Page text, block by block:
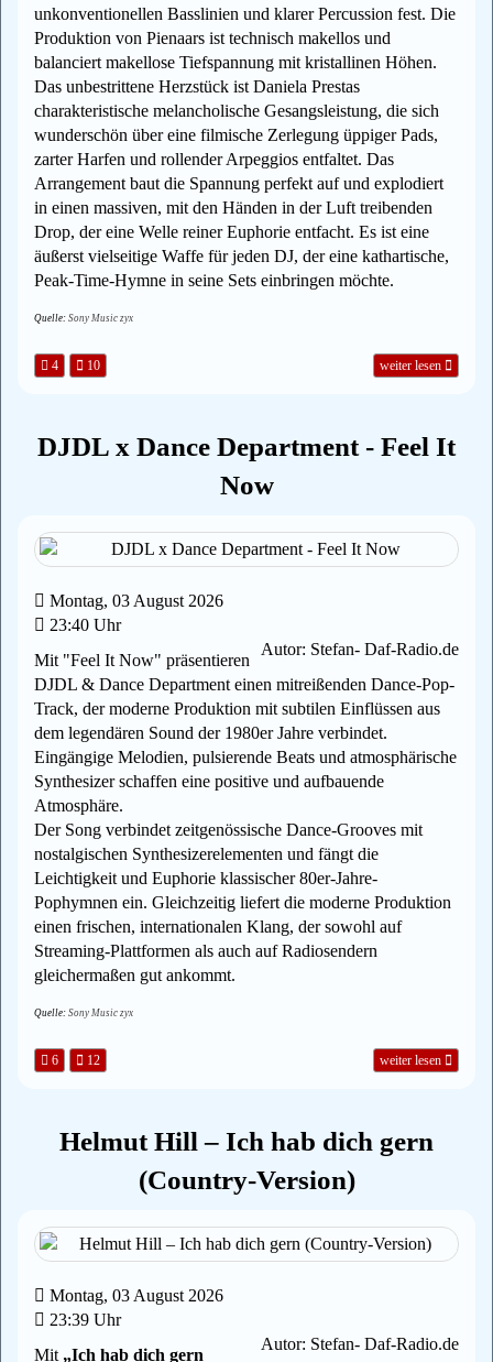
unkonventionellen Basslinien und klarer Percussion fest. Die
Produktion von Pienaars ist technisch makellos und
balanciert makellose Tiefspannung mit kristallinen Höhen.
Das unbestrittene Herzstück ist Daniela Prestas
charakteristische melancholische Gesangsleistung, die sich
wunderschön über eine filmische Zerlegung üppiger Pads,
zarter Harfen und rollender Arpeggios entfaltet. Das
Arrangement baut die Spannung perfekt auf und explodiert
in einen massiven, mit den Händen in der Luft treibenden
Drop, der eine Welle reiner Euphorie entfacht. Es ist eine
äußerst vielseitige Waffe für jeden DJ, der eine kathartische,
Peak-Time-Hymne in seine Sets einbringen möchte.
Quelle: Sony Music zyx
4 10 weiter lesen
DJDL x Dance Department - Feel It
Now
Montag, 03 August 2026
23:40 Uhr
Autor: Stefan- Daf-Radio.de
Mit "Feel It Now" präsentieren
DJDL & Dance Department einen mitreißenden Dance-Pop-
Track, der moderne Produktion mit subtilen Einflüssen aus
dem legendären Sound der 1980er Jahre verbindet.
Eingängige Melodien, pulsierende Beats und atmosphärische
Synthesizer schaffen eine positive und aufbauende
Atmosphäre.
Der Song verbindet zeitgenössische Dance-Grooves mit
nostalgischen Synthesizerelementen und fängt die
Leichtigkeit und Euphorie klassischer 80er-Jahre-
Pophymnen ein. Gleichzeitig liefert die moderne Produktion
einen frischen, internationalen Klang, der sowohl auf
Streaming-Plattformen als auch auf Radiosendern
gleichermaßen gut ankommt.
Quelle: Sony Music zyx
6 12 weiter lesen
Helmut Hill – Ich hab dich gern
(Country-Version)
Montag, 03 August 2026
23:39 Uhr
Autor: Stefan- Daf-Radio.de
Mit „Ich hab dich gern